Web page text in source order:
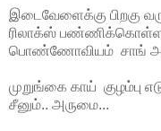
இடைவேளைக்கு பிறகு
ரிலாக்ஸ் பண்ணிக்கொள்ள
பொண்ணோவியம் சாங்
முறுங்கை காய் குழம்பு
சீனும்.. அருமை...